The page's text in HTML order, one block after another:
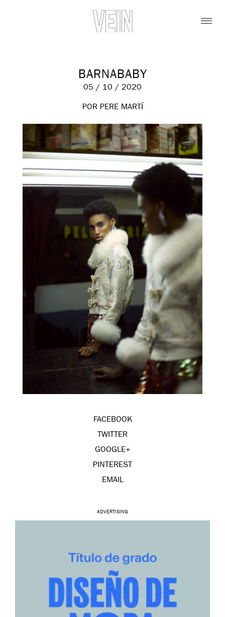
BARNABABY
05 / 10 / 2020
POR PERE MARTÍ
FACEBOOK
TWITTER
GOOGLE+
PINTEREST
EMAIL
ADVERTISING